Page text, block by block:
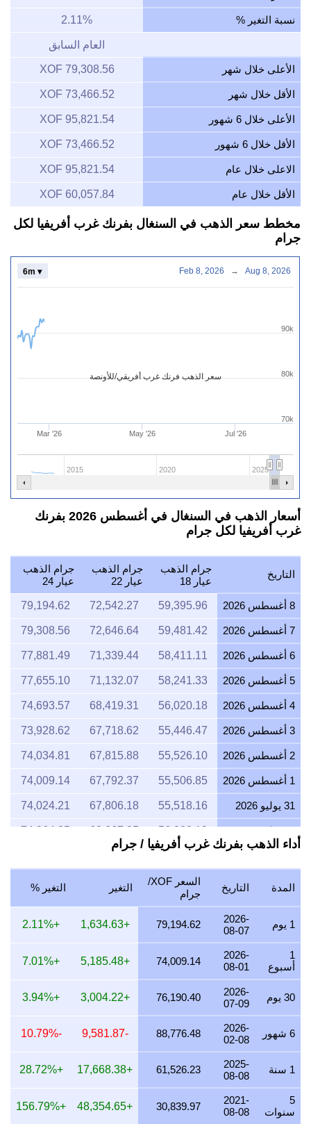
نسبة التغير % 2.11%
العام السابق
الأعلى خلال شهر 79,308.56 XOF
الأقل خلال شهر 73,466.52 XOF
الأعلى خلال 6 شهور 95,821.54 XOF
الأقل خلال 6 شهور 73,466.52 XOF
الاعلى خلال عام 95,821.54 XOF
الأقل خلال عام 60,057.84 XOF
مخطط سعر الذهب في السنغال بفرنك غرب أفريفيا لكل
جرام
سعر الذهب فرنك غرب أفريقي/للأونصة
Mar '26 May '26 Jul '26
2015 2020 2025
70k
80k
90k
6m ▾ Feb 8, 2026 → Aug 8, 2026
أسعار الذهب في السنغال في أغسطس 2026 بفرنك
غرب أفريفيا لكل جرام
التاريخ
جرام الذهب
عيار 18
جرام الذهب
عيار 22
جرام الذهب
عيار 24
8 أغسطس 2026 59,395.96
72,542.27
79,194.62
7 أغسطس 2026 59,481.42
72,646.64
79,308.56
6 أغسطس 2026 58,411.11
71,339.44
77,881.49
5 أغسطس 2026 58,241.33
71,132.07
77,655.10
4 أغسطس 2026 56,020.18
68,419.31
74,693.57
3 أغسطس 2026 55,446.47
67,718.62
73,928.62
2 أغسطس 2026 55,526.10
67,815.88
74,034.81
1 أغسطس 2026 55,506.85
67,792.37
74,009.14
31 يوليو 2026 55,518.16
67,806.18
74,024.21
30 يوليو 2026 56,223.19
68,667.25
74,964.25
56,190.97
68,627.91
28 يوليو 2026 55,997.34
68,391.41
74,663.12
27 يوليو 2026 56,767.31
69,331.81
75,689.75
26 يوليو 2026 56,299.88
68,760.92
75,066.50
25 يوليو 2026 56,287.51
68,745.81
75,050.01
24 يوليو 2026 56,550.94
69,067.55
56,312.85
22 يوليو 2026 57,519.56
70,250.56
76,692.75
21 يوليو 2026 56,365.97
68,841.63
19 يوليو 2026 55,540.03
67,832.90
74,053.38
أداء الذهب بفرنك غرب أفريفيا / جرام
المدة التاريخ
السعر XOF/
جرام
التغير التغير %
1 يوم
2026-
08-07
79,194.62
+1,634.63
+2.11%
1
أسبوع
2026-
08-01
74,009.14
+5,185.48
+7.01%
30 يوم
2026-
07-09
76,190.40
+3,004.22
+3.94%
6 شهور
2026-
02-08
88,776.48
-9,581.87
-10.79%
1 سنة
2025-
08-08
61,526.23
+17,668.38
+28.72%
5
سنوات
2021-
08-08
30,839.97
+48,354.65
+156.79%